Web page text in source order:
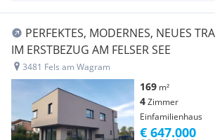
PERFEKTES, MODERNES, NEUES
IM ERSTBEZUG AM FELSER SEE
3481 Fels am Wagram
169 m²
4Zimmer
Einfamilienhaus
€ 647.000